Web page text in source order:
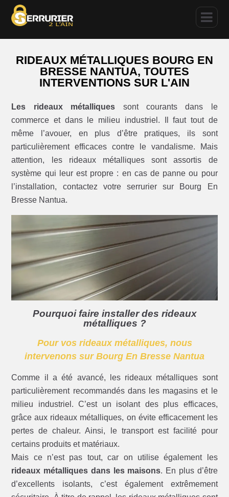
RIDEAUX MÉTALLIQUES BOURG EN
BRESSE NANTUA, TOUTES
INTERVENTIONS SUR L'AIN
Les rideaux métalliques sont courants dans le
commerce et dans le milieu industriel. Il faut tout de
même l’avouer, en plus d’être pratiques, ils sont
particulièrement efficaces contre le vandalisme. Mais
attention, les rideaux métalliques sont assortis de
système qui leur est propre : en cas de panne ou pour
l’installation, contactez votre serrurier sur Bourg En
Bresse Nantua.
Pourquoi faire installer des rideaux
métalliques ?
Pour vos rideaux métalliques, nous
intervenons sur Bourg En Bresse Nantua
Comme il a été avancé, les rideaux métalliques sont
particulièrement recommandés dans les magasins et le
milieu industriel. C’est un isolant des plus efficaces,
grâce aux rideaux métalliques, on évite efficacement les
pertes de chaleur. Ainsi, le transport est facilité pour
certains produits et matériaux.
Mais ce n’est pas tout, car on utilise également les
rideaux métalliques dans les maisons. En plus d’être
d’excellents isolants, c’est également extrêmement